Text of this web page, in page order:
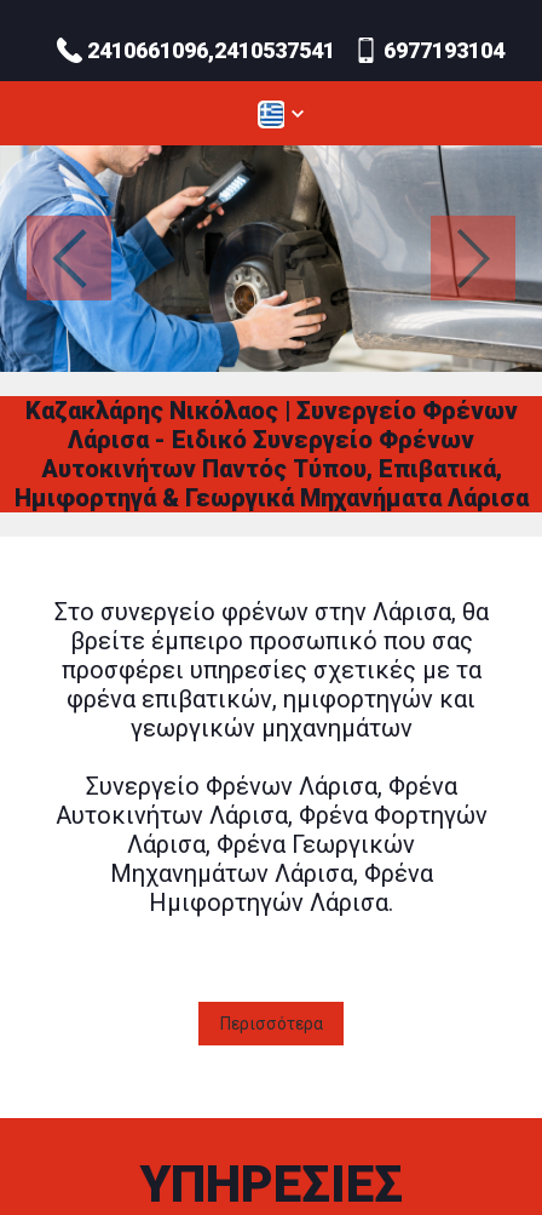
2410661096,2410537541 6977193104
Καζακλάρης Νικόλαος | Συνεργείο Φρένων
Λάρισα - Ειδικό Συνεργείο Φρένων
Αυτοκινήτων Παντός Τύπου, Επιβατικά,
Ημιφορτηγά & Γεωργικά Μηχανήματα Λάρισα
Στο συνεργείο φρένων στην Λάρισα, θα
βρείτε έμπειρο προσωπικό που σας
προσφέρει υπηρεσίες σχετικές με τα
φρένα επιβατικών, ημιφορτηγών και
γεωργικών μηχανημάτων
Συνεργείο Φρένων Λάρισα, Φρένα
Αυτοκινήτων Λάρισα, Φρένα Φορτηγών
Λάρισα, Φρένα Γεωργικών
Μηχανημάτων Λάρισα, Φρένα
Ημιφορτηγών Λάρισα.
Περισσότερα
ΥΠΗΡΕΣΙΕΣ